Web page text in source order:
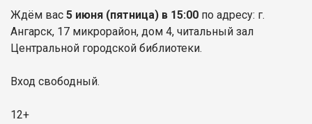
Ждём вас 5 июня (пятница) в 15:00 по адресу: г.
Ангарск, 17 микрорайон, дом 4, читальный зал
Центральной городской библиотеки.
Вход свободный.
12+